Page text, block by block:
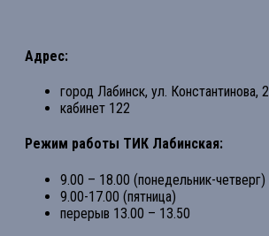
Адрес:
город Лабинск, ул. Константинова, 2
кабинет 122
Режим работы ТИК Лабинская:
9.00 – 18.00 (понедельник-четверг)
9.00-17.00 (пятница)
перерыв 13.00 – 13.50